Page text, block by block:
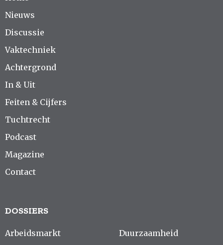
Nieuws
Discussie
Vaktechniek
Achtergrond
In & Uit
Feiten & Cijfers
Tuchtrecht
Podcast
Magazine
Contact
DOSSIERS
Arbeidsmarkt
Duurzaamheid